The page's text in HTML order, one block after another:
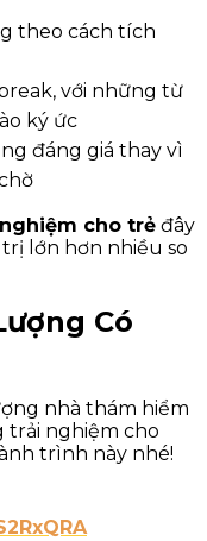
theo cách tích
với những từ
ký ức
đáng giá thay vì
cho trẻ đây
lớn hơn nhiều so
Có
nhà thám hiểm
trải nghiệm cho
trình này nhé!